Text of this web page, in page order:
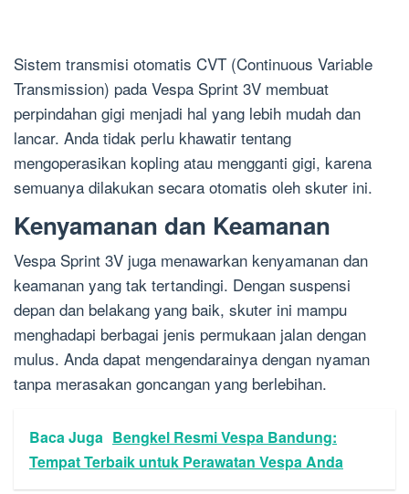
Sistem transmisi otomatis CVT (Continuous Variable
Transmission) pada Vespa Sprint 3V membuat
perpindahan gigi menjadi hal yang lebih mudah dan
lancar. Anda tidak perlu khawatir tentang
mengoperasikan kopling atau mengganti gigi, karena
semuanya dilakukan secara otomatis oleh skuter ini.
Kenyamanan dan Keamanan
Vespa Sprint 3V juga menawarkan kenyamanan dan
keamanan yang tak tertandingi. Dengan suspensi
depan dan belakang yang baik, skuter ini mampu
menghadapi berbagai jenis permukaan jalan dengan
mulus. Anda dapat mengendarainya dengan nyaman
tanpa merasakan goncangan yang berlebihan.
Baca Juga Bengkel Resmi Vespa Bandung:
Tempat Terbaik untuk Perawatan Vespa Anda